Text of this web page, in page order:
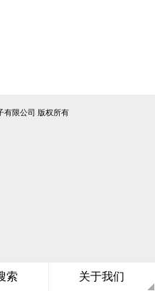
索 关于我们
有限公司 版权所有